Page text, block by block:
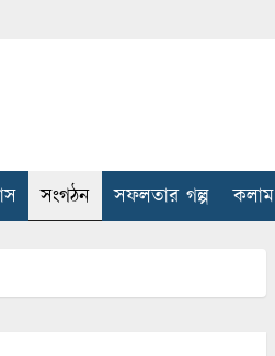
সংগঠন সফলতার গল্প কলাম